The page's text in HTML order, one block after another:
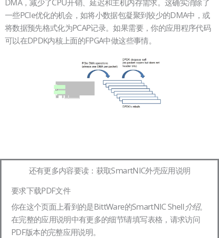
一些PCIe优化的机会，如将小数据包凝聚到较少的DMA中，或
将数据预先格式化为PCAP记录。如果需要，你的应用程序代码
可以在DPDK内核上面的FPGA中做这些事情。
还有更多内容要读：获取SmartNIC外壳应用说明
要求下载PDF文件
你在这个页面上看到的是BittWare的SmartNIC Shell 介绍。
在完整的应用说明中有更多的细节!请填写表格，请求访问
PDF版本的完整应用说明。